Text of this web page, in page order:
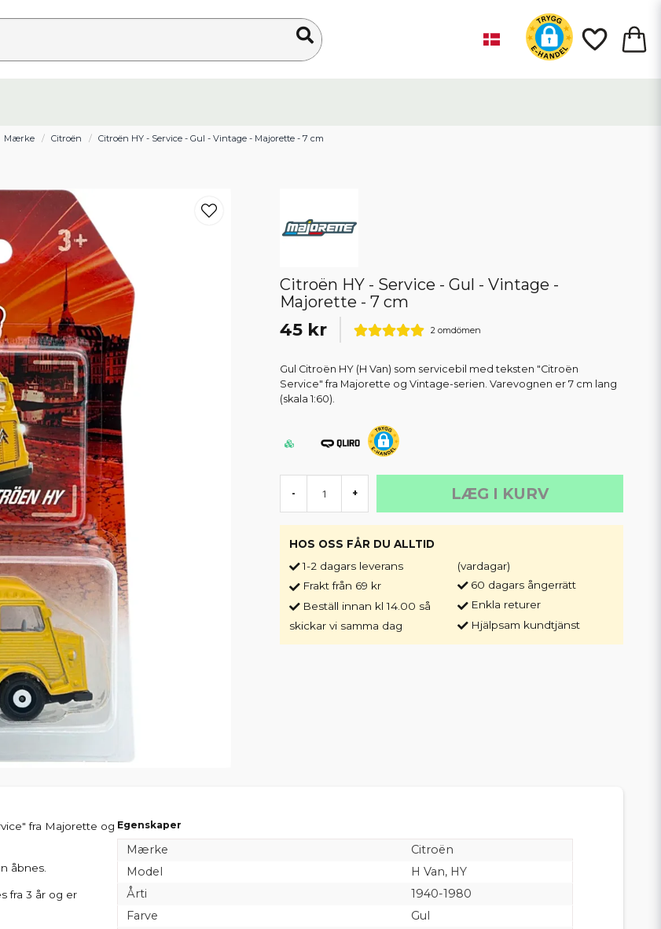
Mærke Citroën Citroën HY - Service - Gul - Vintage - Majorette - 7 cm
Citroën HY - Service - Gul - Vintage -
Majorette - 7 cm
45 kr 2 omdömen
Gul Citroën HY (H Van) som servicebil med teksten "Citroën
Service" fra Majorette og Vintage-serien. Varevognen er 7 cm lang
(skala 1:60).
- + LÆG I KURV
HOS OSS FÅR DU ALLTID
1-2 dagars leverans
Frakt från 69 kr
Beställ innan kl 14.00 så
skickar vi samma dag
(vardagar)
60 dagars ångerrätt
Enkla returer
Hjälpsam kundtjänst
fra Majorette og
åbnes.
fra 3 år og er
Egenskaper
Mærke
Citroën
Model
H Van, HY
Årti
1940-1980
Farve
Gul